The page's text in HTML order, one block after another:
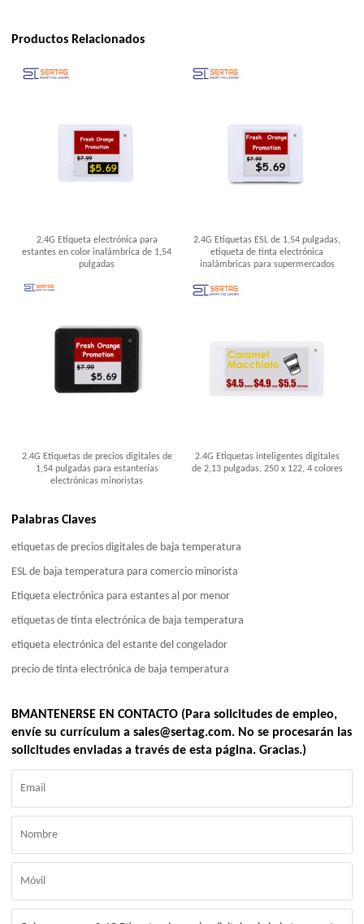
Productos Relacionados
2.4G Etiqueta electrónica para
estantes en color inalámbrica de 1,54
pulgadas
2.4G Etiquetas ESL de 1,54 pulgadas,
etiqueta de tinta electrónica
inalámbricas para supermercados
2.4G Etiquetas de precios digitales de
1,54 pulgadas para estanterías
electrónicas minoristas
2.4G Etiquetas inteligentes digitales
de 2,13 pulgadas, 250 x 122, 4 colores
Palabras Claves
etiquetas de precios digitales de baja temperatura
ESL de baja temperatura para comercio minorista
Etiqueta electrónica para estantes al por menor
etiquetas de tinta electrónica de baja temperatura
etiqueta electrónica del estante del congelador
precio de tinta electrónica de baja temperatura
BMANTENERSE EN CONTACTO (Para solicitudes de empleo,
envíe su currículum a sales@sertag.com. No se procesarán las
solicitudes enviadas a través de esta página. Gracias.)